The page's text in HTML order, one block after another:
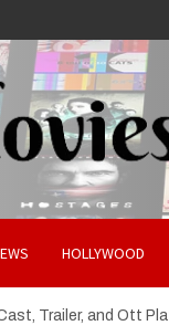
HOLLYWOOD
Trailer, and Ott